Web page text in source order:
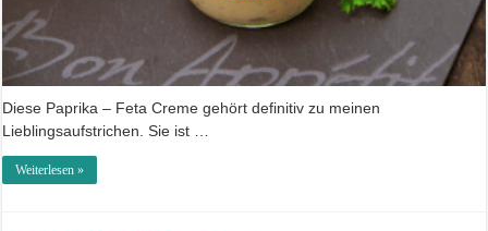
Diese Paprika – Feta Creme gehört definitiv zu meinen
Lieblingsaufstrichen. Sie ist …
Weiterlesen »